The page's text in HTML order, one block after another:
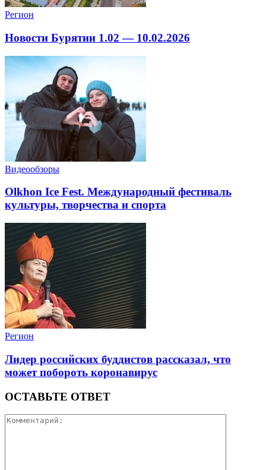
Регион
Новости Бурятии 1.02 — 10.02.2026
Видеообзоры
Olkhon Ice Fest. Международный фестиваль
культуры, творчества и спорта
Регион
Лидер российских буддистов рассказал, что
может побороть коронавирус
ОСТАВЬТЕ ОТВЕТ